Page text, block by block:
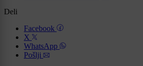
Deli
Facebook
X
WhatsApp
Pošlji